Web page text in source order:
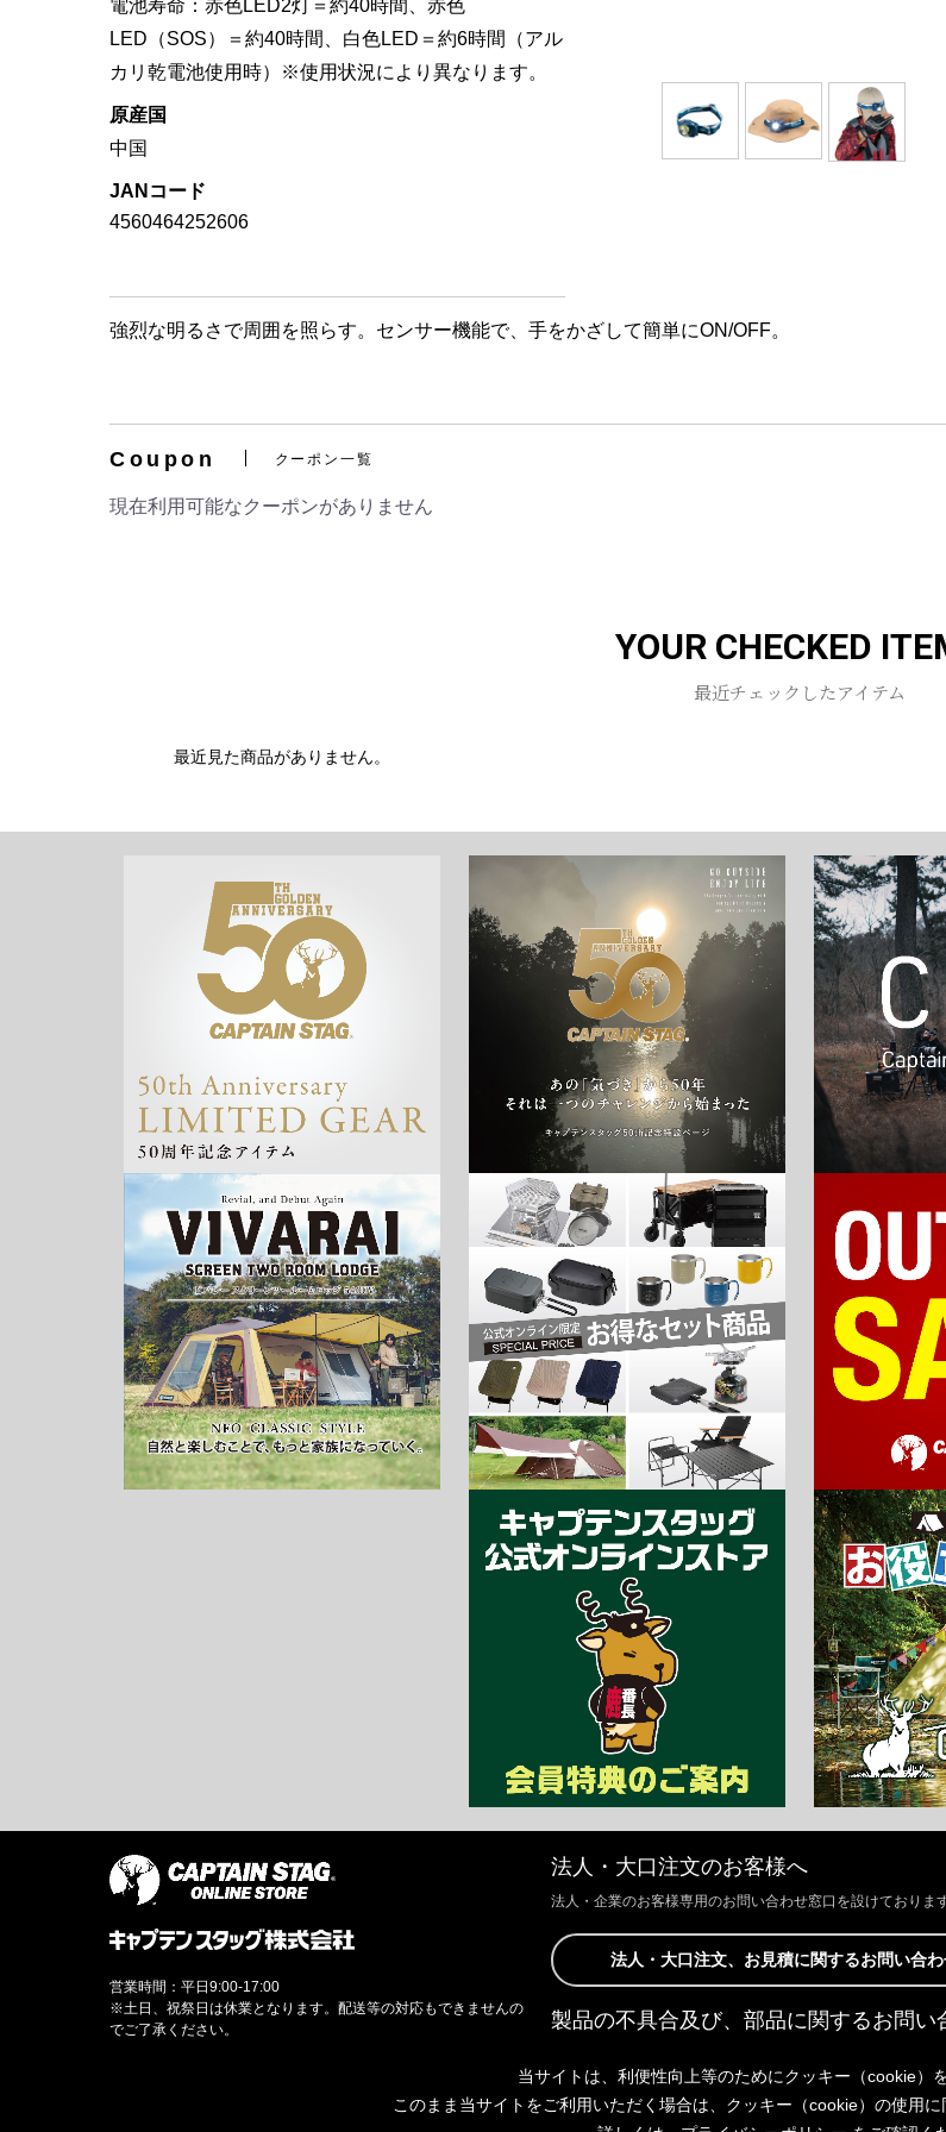
電池寿命：赤色LED2灯＝約40時間、赤色
LED（SOS）＝約40時間、白色LED＝約6時間（アル
カリ乾電池使用時）※使用状況により異なります。
原産国
中国
JANコード
4560464252606
強烈な明るさで周囲を照らす。センサー機能で、手をかざして簡単にON/OFF。
Coupon クーポン一覧
現在利用可能なクーポンがありません
YOUR CHECKED
最近チェックしたアイテム
最近見た商品がありません。
法人・大口注文のお客様へ
法人・企業のお客様専用のお問い合わせ窓口を設けております
法人・大口注文、お見積に関するお問い合
製品の不具合及び、部品に関するお問い
きましては、Webサイトにて承っております。
以下よりご連絡ください。
営業時間：平日9:00-17:00
※土日、祝祭日は休業となります。配送等の対応もできませんの
でご了承ください。
当サイトは、利便性向上等のためにクッキー（cookie）
このまま当サイトをご利用いただく場合は、クッキー（cookie）の使用に